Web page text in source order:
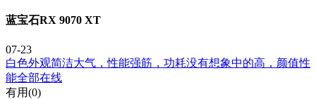
蓝宝石RX 9070 XT
07-23
白色外观简洁大气，性能强筋，功耗没有想象中的高，颜值性
能全部在线
有用(0)